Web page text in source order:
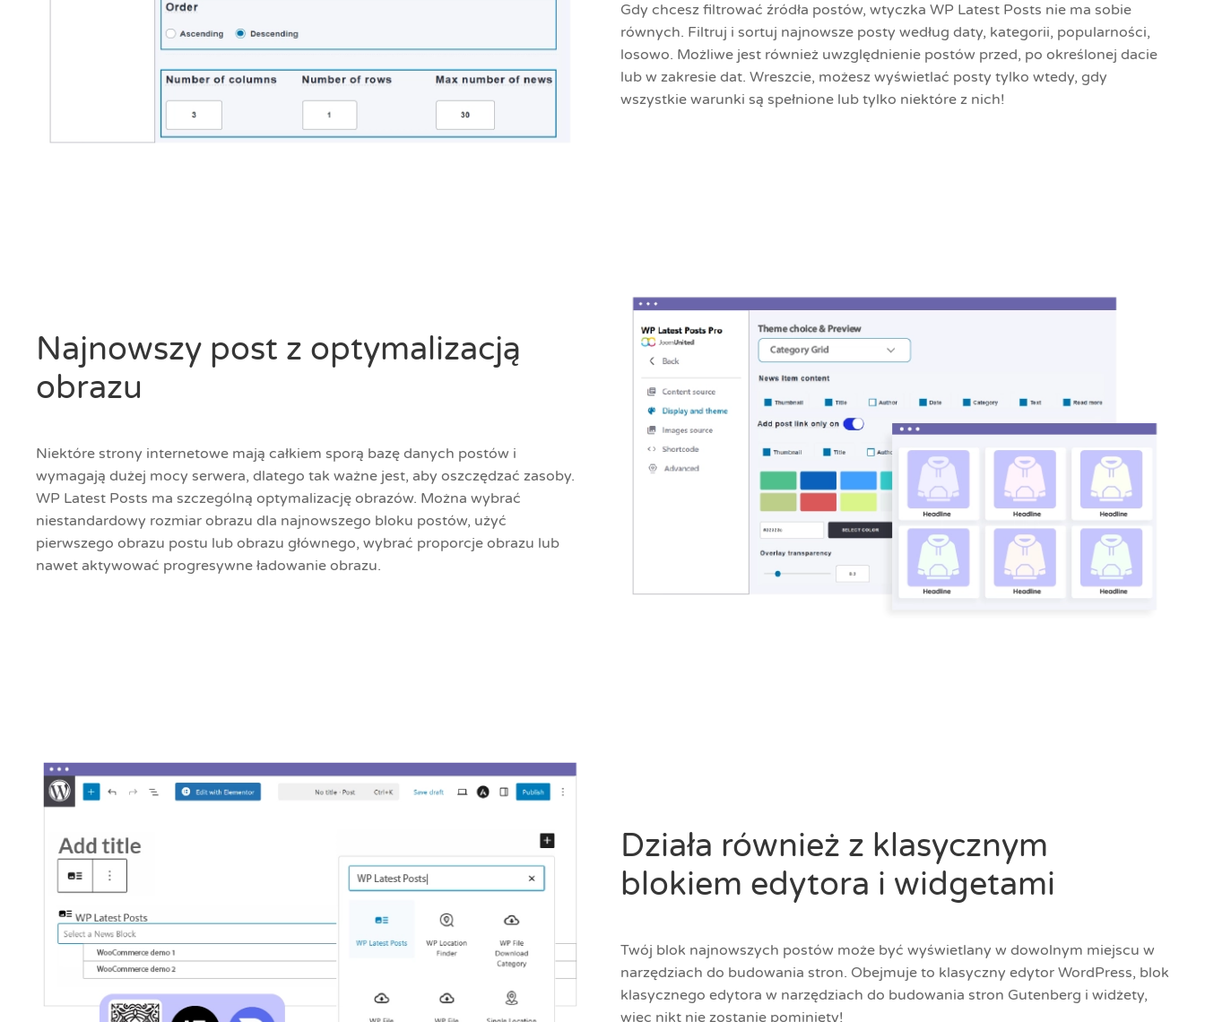
Gdy chcesz filtrować źródła postów, wtyczka WP Latest Posts nie ma sobie
równych. Filtruj i sortuj najnowsze posty według daty, kategorii, popularności,
losowo. Możliwe jest również uwzględnienie postów przed, po określonej dacie
lub w zakresie dat. Wreszcie, możesz wyświetlać posty tylko wtedy, gdy
wszystkie warunki są spełnione lub tylko niektóre z nich!
Najnowszy post z optymalizacją
obrazu
Niektóre strony internetowe mają całkiem sporą bazę danych postów i
wymagają dużej mocy serwera, dlatego tak ważne jest, aby oszczędzać zasoby.
WP Latest Posts ma szczególną optymalizację obrazów. Można wybrać
niestandardowy rozmiar obrazu dla najnowszego bloku postów, użyć
pierwszego obrazu postu lub obrazu głównego, wybrać proporcje obrazu lub
nawet aktywować progresywne ładowanie obrazu.
Działa również z klasycznym
blokiem edytora i widgetami
Twój blok najnowszych postów może być wyświetlany w dowolnym miejscu w
narzędziach do budowania stron. Obejmuje to klasyczny edytor WordPress, blok
klasycznego edytora w narzędziach do budowania stron Gutenberg i widżety,
więc nikt nie zostanie pominięty!